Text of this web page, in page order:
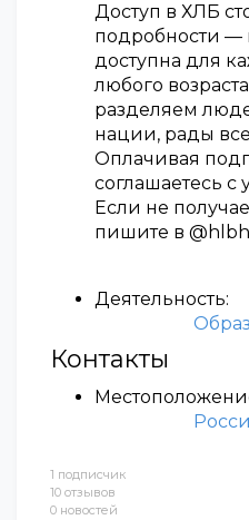
1 подписчик
10 отзывов
0 новостей
Доступ в ХЛБ
подробности —
доступна для
любого
разделяем
нации, рады
Оплачивая
соглашаетесь с
Если не
пишите в
Деятельность:
Контакты